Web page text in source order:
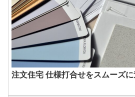
注文住宅 仕様打合せをスムーズ